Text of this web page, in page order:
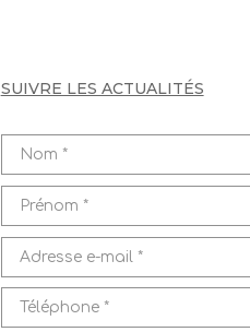
SUIVRE LES ACTUALITÉS